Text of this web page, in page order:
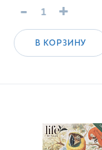
- +
В КОРЗИНУ